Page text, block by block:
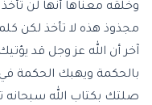
وخلقه معناها أنها لن
مجذوذ هذه لا تأخذ لكن
آخر أن الله عز وجل قد
بالحكمة ويهبك الحكمة
صلتك بكتاب الله سبحانه